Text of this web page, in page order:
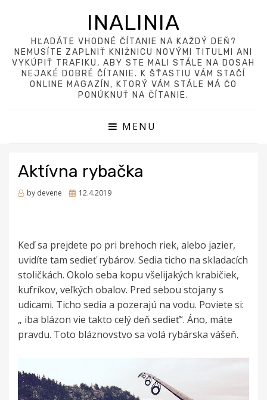
INALINIA
HĽADÁTE VHODNÉ ČÍTANIE NA KAŽDÝ DEŇ?
NEMUSÍTE ZAPLNIŤ KNIŽNICU NOVÝMI TITULMI ANI
VYKÚPIŤ TRAFIKU, ABY STE MALI STÁLE NA DOSAH
NEJAKÉ DOBRÉ ČÍTANIE. K ŠŤASTIU VÁM STAČÍ
ONLINE MAGAZÍN, KTORÝ VÁM STÁLE MÁ ČO
PONÚKNUŤ NA ČÍTANIE.
MENU
Aktívna rybačka
by devene
Posted
12.4.2019
Keď sa prejdete po pri brehoch riek, alebo jazier,
uvidíte tam sedieť rybárov. Sedia ticho na skladacích
stoličkách. Okolo seba kopu všelijakých krabičiek,
kufríkov, veľkých obalov. Pred sebou stojany s
udicami. Ticho sedia a pozerajú na vodu. Poviete si:
„ iba blázon vie takto celý deň sedieť“. Áno, máte
pravdu. Toto bláznovstvo sa volá rybárska vášeň.